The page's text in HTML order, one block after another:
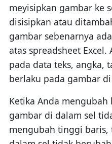
meyisipkan gambar ke
disisipkan atau
gambar sebenarnya
atas spreadsheet
pada data teks, angka,
berlaku pada gambar
Ketika Anda
gambar di dalam sel
mengubah tinggi